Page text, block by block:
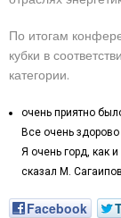
По итогам
кубки в
категории.
очень приятно
Все очень
Я очень горд, как
сказал М.
Facebook